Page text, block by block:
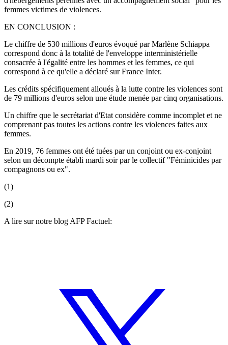
femmes victimes de violences.
EN CONCLUSION :
Le chiffre de 530 millions d'euros évoqué par Marlène Schiappa
correspond donc à la totalité de l'enveloppe interministérielle
consacrée à l'égalité entre les hommes et les femmes, ce qui
correspond à ce qu'elle a déclaré sur France Inter.
Les crédits spécifiquement alloués à la lutte contre les violences sont
de 79 millions d'euros selon une étude menée par cinq organisations.
Un chiffre que le secrétariat d'Etat considère comme incomplet et ne
comprenant pas toutes les actions contre les violences faites aux
femmes.
En 2019, 76 femmes ont été tuées par un conjoint ou ex-conjoint
selon un décompte établi mardi soir par le collectif "Féminicides par
compagnons ou ex".
(1)
(2)
A lire sur notre blog AFP Factuel: